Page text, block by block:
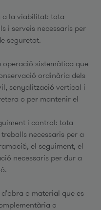
a la viabilitat: tota
i serveis necessaris per
seguretat.
sistemàtica que
ordinària dels
senyalització vertical i
o per mantenir el
i control: tota
necessaris per a
el seguiment, el
necessaris per dur a
o material que es
o